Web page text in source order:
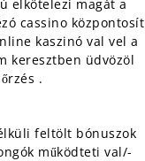
elkötelezi magát a
cassino központosít
kaszinó val vel a
keresztben üdvözöl
.
feltölt bónuszok
működteti val/-